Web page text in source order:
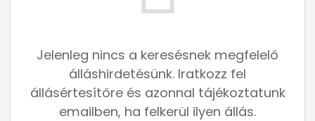
Jelenleg nincs a keresésnek megfelelő
álláshirdetésünk. Iratkozz fel
állásértesítőre és azonnal tájékoztatunk
emailben, ha felkerül ilyen állás.